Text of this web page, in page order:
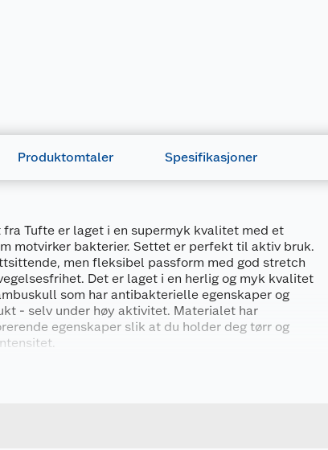
Produktomtaler Spesifikasjoner
Tufte er laget i en supermyk kvalitet med et
motvirker bakterier. Settet er perfekt til aktiv bruk.
men fleksibel passform med god stretch
Det er laget i en herlig og myk kvalitet
som har antibakterielle egenskaper og
- selv under høy aktivitet. Materialet har
egenskaper slik at du holder deg tørr og